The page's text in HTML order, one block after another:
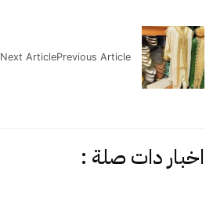
Previous Article
Next Article
اخبار دات صلة :